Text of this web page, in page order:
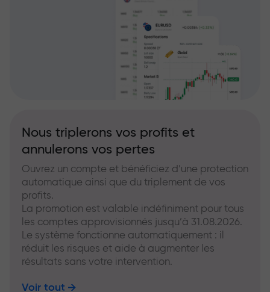
Nous triplerons vos profits et
annulerons vos pertes
Ouvrez un compte et bénéficiez d’une protection
automatique ainsi que du triplement de vos
profits.
La promotion est valable indéfiniment pour tous
les comptes approvisionnés jusqu’à 31.08.2026.
Le système fonctionne automatiquement : il
réduit les risques et aide à augmenter les
résultats sans votre intervention.
Voir tout